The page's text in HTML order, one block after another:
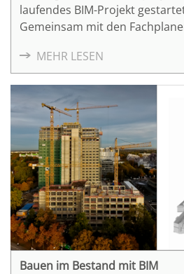
laufendes BIM-Projekt
Gemeinsam mit den
Fertigstellung der
für die
Management (FM), genutzt
seitens des Auftraggebers DIN
Projekt umzusetzen, damit die
beteiligten Fachplaner und
aktuellen Planungssoftware
beteiligten Akteure hatten
Beauftragung mit dem BIM-
Erfahrung.
MEHR LESEN
Bauen im Bestand mit BIM